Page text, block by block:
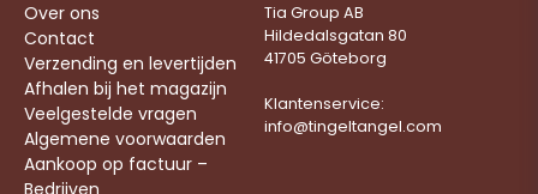
Over ons
Contact
Verzending en levertijden
Afhalen bij het magazijn
Veelgestelde vragen
Algemene voorwaarden
Aankoop op factuur –
Tia Group AB
Hildedalsgatan 80
41705 Göteborg
Klantenservice:
info@tingeltangel.com